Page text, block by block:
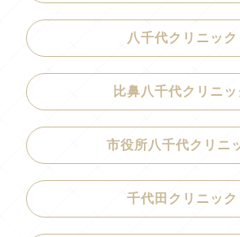
八千代クリニック
比鼻八千代クリニッ
市役所八千代クリニ
千代田クリニック